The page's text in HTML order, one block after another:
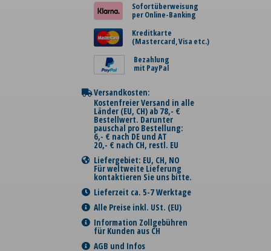
Sofortüberweisung
per Online-Banking
Kreditkarte
(Mastercard, Visa etc.)
Bezahlung
mit PayPal
Versandkosten:
Kostenfreier Versand in alle
Länder (EU, CH) ab 78,- €
Bestellwert. Darunter
pauschal pro Bestellung:
6,- € nach DE und AT
20,- € nach CH, restl. EU
Liefergebiet: EU, CH, NO
Für weltweite Lieferung
kontaktieren Sie uns bitte.
Lieferzeit ca. 5-7 Werktage
Alle Preise inkl. USt. (EU)
Information Zollgebühren
für Kunden aus CH
AGB und Infos